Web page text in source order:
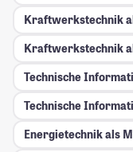
Kraftwerkstechnik
Kraftwerkstechnik
Technische
Technische
Energietechnik als